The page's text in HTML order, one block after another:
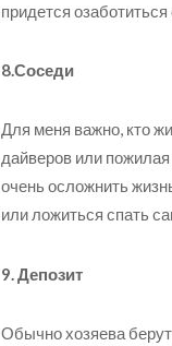
придется
8.Соседи
Для меня важно, кто
дайверов или
очень осложнить
или ложиться спать
9. Депозит
Обычно хозяева